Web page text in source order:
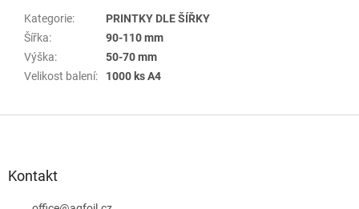
Kategorie:
PRINTKY DLE ŠÍŘKY
Šířka:
90-110 mm
Výška:
50-70 mm
Velikost balení: 1000 ks A4
Kontakt